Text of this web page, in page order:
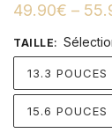
49.90€ –
TAILLE:
13.3 POUCES
15.6 POUCES